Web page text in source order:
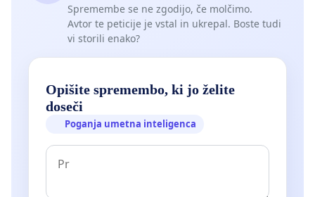
Spremembe se ne zgodijo, če molčimo.
Avtor te peticije je vstal in ukrepal. Boste tudi
vi storili enako?
Opišite spremembo, ki jo želite
doseči
Poganja umetna inteligenca